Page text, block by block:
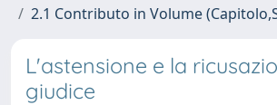
2.1 Contributo in Volume
L'astensione e la
giudice